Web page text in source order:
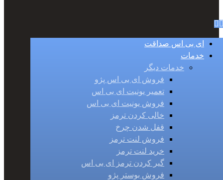
ای بی اس صداقت
خدمات
خدمات دیگر
فروش ای بی اس پژو
تعمیر یونیت ای بی اس
فروش یونیت ای بی اس
خالی کردن ترمز
قفل شدن چرخ
فروش لنت ترمز
خرید لنت ترمز
گیر کردن ترمز ای بی اس
فروش بوستر پژو